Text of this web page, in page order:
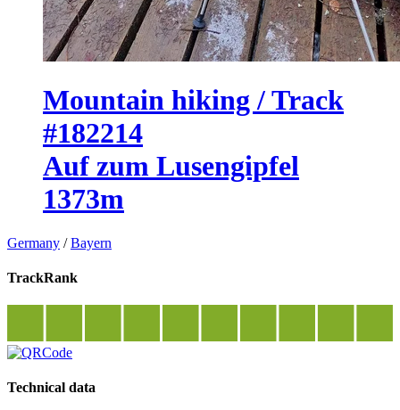
Mountain hiking / Track
#182214
Auf zum Lusengipfel
1373m
Germany /Bayern
TrackRank
Technical data